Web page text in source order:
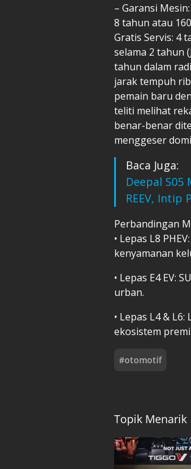
– Garansi
8 tahun atau
⁠Gratis Servis: 4
selama 2 tahun
tahun dalam
jarak tempuh
pemain baru
teliti melihat
benar-benar
menggeser
Baca Juga:
Deepal S05
REEV, Intip
Perbandingan
•⁠ ⁠Lepas L8
kenyamanan
•⁠ ⁠Lepas E4 EV:
urban.
•⁠ ⁠Lepas L4 &
ekosistem
#otomotif
Topik Menarik